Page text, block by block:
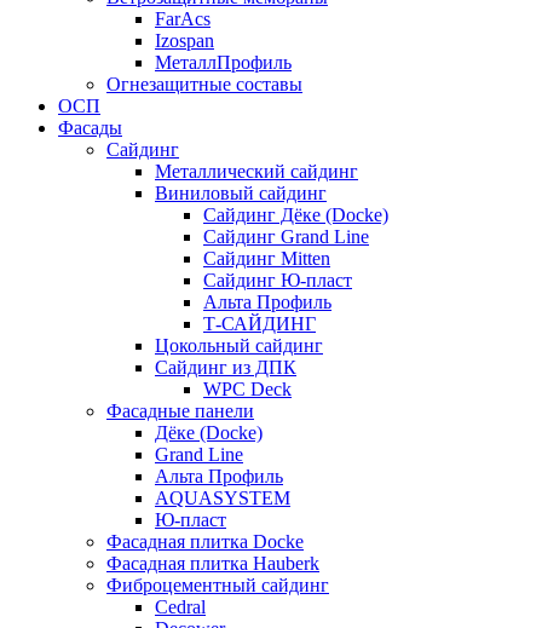
FarAcs
Izospan
МеталлПрофиль
Огнезащитные составы
ОСП
Фасады
Сайдинг
Металлический сайдинг
Виниловый сайдинг
Сайдинг Дёке (Docke)
Сайдинг Grand Line
Сайдинг Mitten
Сайдинг Ю-пласт
Альта Профиль
Т-САЙДИНГ
Цокольный сайдинг
Сайдинг из ДПК
WPC Deck
Фасадные панели
Дёке (Docke)
Grand Line
Альта Профиль
AQUASYSTEM
Ю-пласт
Фасадная плитка Docke
Фасадная плитка Hauberk
Фиброцементный сайдинг
Cedral